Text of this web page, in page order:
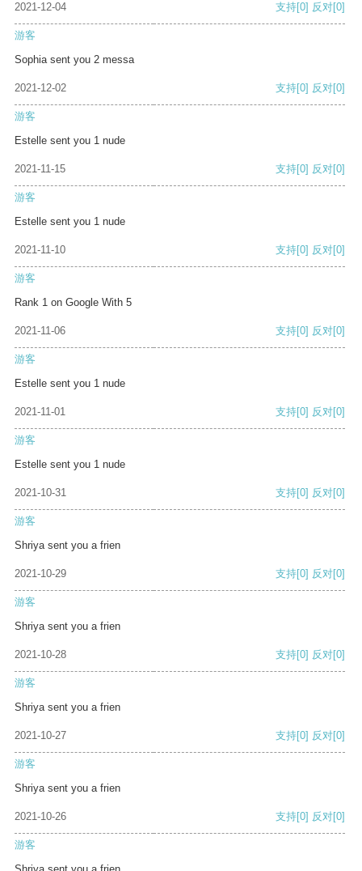
2021-12-04 支持[0] 反对[0]
游客
Sophia sent you 2 messa
2021-12-02 支持[0] 反对[0]
游客
Estelle sent you 1 nude
2021-11-15 支持[0] 反对[0]
游客
Estelle sent you 1 nude
2021-11-10 支持[0] 反对[0]
游客
Rank 1 on Google With 5
2021-11-06 支持[0] 反对[0]
游客
Estelle sent you 1 nude
2021-11-01 支持[0] 反对[0]
游客
Estelle sent you 1 nude
2021-10-31 支持[0] 反对[0]
游客
Shriya sent you a frien
2021-10-29 支持[0] 反对[0]
游客
Shriya sent you a frien
2021-10-28 支持[0] 反对[0]
游客
Shriya sent you a frien
2021-10-27 支持[0] 反对[0]
游客
Shriya sent you a frien
2021-10-26 支持[0] 反对[0]
游客